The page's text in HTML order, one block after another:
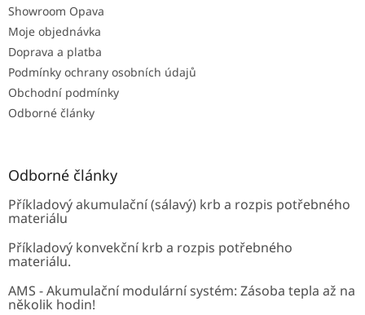
Showroom Opava
Moje objednávka
Doprava a platba
Podmínky ochrany osobních údajů
Obchodní podmínky
Odborné články
Odborné články
Příkladový akumulační (sálavý) krb a rozpis potřebného
materiálu
Příkladový konvekční krb a rozpis potřebného
materiálu.
AMS - Akumulační modulární systém: Zásoba tepla až na
několik hodin!